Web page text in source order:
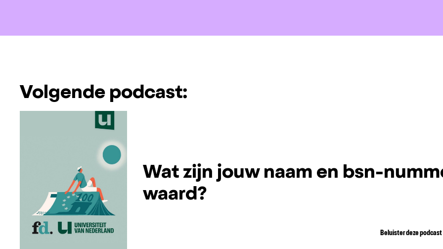
Volgende podcast:
Wat zijn jouw naam en bsn-
waard?
Beluister deze podcast